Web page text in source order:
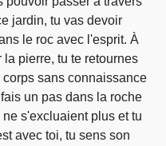
jardin, tu vas devoir
le roc avec l'esprit. À
la pierre, tu te retournes
sans connaissance
un pas dans la roche
s'excluaient plus et tu
avec toi, tu sens son